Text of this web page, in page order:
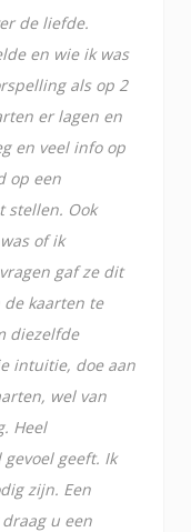
de liefde.
en wie ik was
als op 2
er lagen en
en veel info op
op een
stellen. Ook
of ik
gaf ze dit
de kaarten te
diezelfde
intuitie, doe aan
wel van
Heel
geeft. Ik
zijn. Een
u een